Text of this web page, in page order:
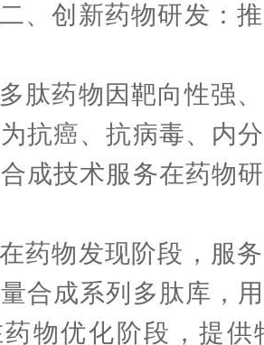
创新药物研发：推
药物因靶向性强、
抗癌、抗病毒、内
成技术服务在药物
物发现阶段，服务
合成系列多肽库，
物优化阶段，提供